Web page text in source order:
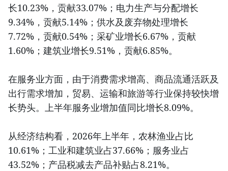
长10.23%，贡献33.07%；电力生产与分配增长
9.34%，贡献5.14%；供水及废弃物处理增长
7.72%，贡献0.54%；采矿业增长6.67%，贡献
1.60%；建筑业增长9.51%，贡献6.85%。
在服务业方面，由于消费需求增高、商品流通活跃及
出行需求增加，贸易、运输和旅游等行业保持较快增
长势头。上半年服务业增加值同比增长8.09%。
从经济结构看，2026年上半年，农林渔业占比
10.61%；工业和建筑业占37.66%；服务业占
43.52%；产品税减去产品补贴占8.21%。